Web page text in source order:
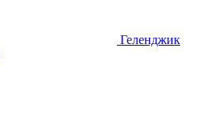
Геленджик